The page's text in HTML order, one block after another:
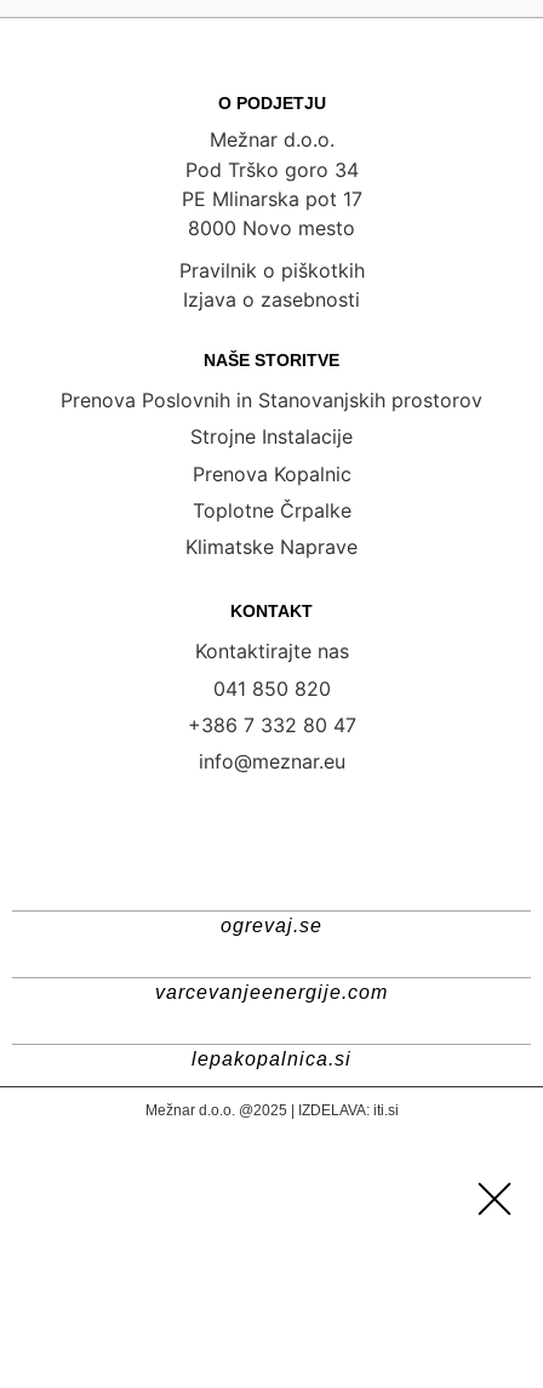
O PODJETJU
Mežnar d.o.o.
Pod Trško goro 34
PE Mlinarska pot 17
8000 Novo mesto
Pravilnik o piškotkih
Izjava o zasebnosti
NAŠE STORITVE
Prenova Poslovnih in Stanovanjskih prostorov
Strojne Instalacije
Prenova Kopalnic
Toplotne Črpalke
Klimatske Naprave
KONTAKT
Kontaktirajte nas
041 850 820
+386 7 332 80 47
info@meznar.eu
ogrevaj.se
varcevanjeenergije.com
lepakopalnica.si
Mežnar d.o.o. @2025 | IZDELAVA: iti.si